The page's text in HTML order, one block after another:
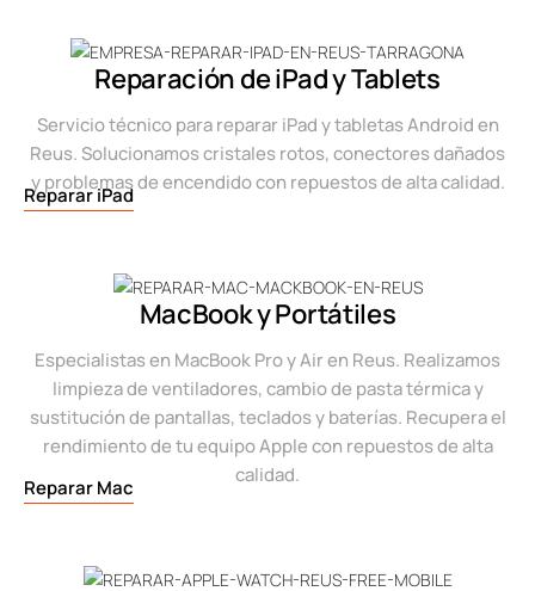
Reparación de iPad y Tablets
Servicio técnico para reparar iPad y tabletas Android en
Reus. Solucionamos cristales rotos, conectores dañados
y problemas de encendido con repuestos de alta calidad.
Reparar iPad
MacBook y Portátiles
Especialistas en MacBook Pro y Air en Reus. Realizamos
limpieza de ventiladores, cambio de pasta térmica y
sustitución de pantallas, teclados y baterías. Recupera el
rendimiento de tu equipo Apple con repuestos de alta
calidad.
Reparar Mac